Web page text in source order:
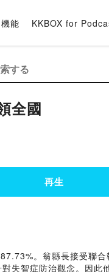
機能 KKBOX for
全國
再生
。翁縣長接受聯合
失智症防治觀念。因此